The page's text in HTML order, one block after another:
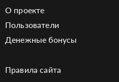
О проекте
Пользователи
Денежные бонусы
Правила сайта